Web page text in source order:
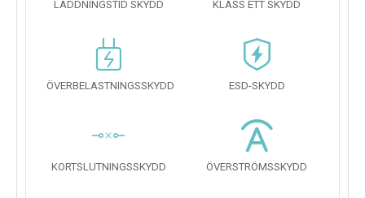
LADDNINGSTID SKYDD KLASS ETT SKYDD
ÖVERBELASTNINGSSKYDD ESD-SKYDD
KORTSLUTNINGSSKYDD ÖVERSTRÖMSSKYDD